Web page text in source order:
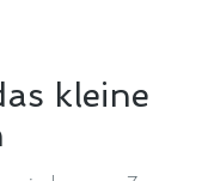
kleine